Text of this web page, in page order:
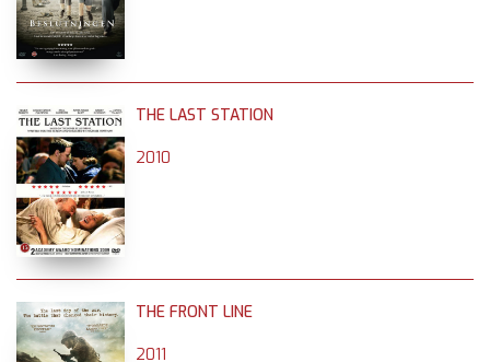
THE LAST STATION
2010
THE FRONT LINE
2011